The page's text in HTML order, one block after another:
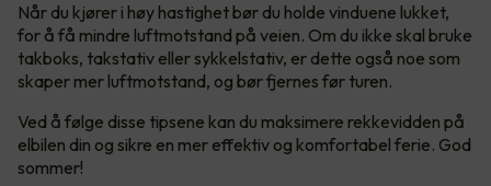
Når du kjører i høy hastighet bør du holde vinduene lukket,
for å få mindre luftmotstand på veien. Om du ikke skal bruke
takboks, takstativ eller sykkelstativ, er dette også noe som
skaper mer luftmotstand, og bør fjernes før turen.
Ved å følge disse tipsene kan du maksimere rekkevidden på
elbilen din og sikre en mer effektiv og komfortabel ferie. God
sommer!